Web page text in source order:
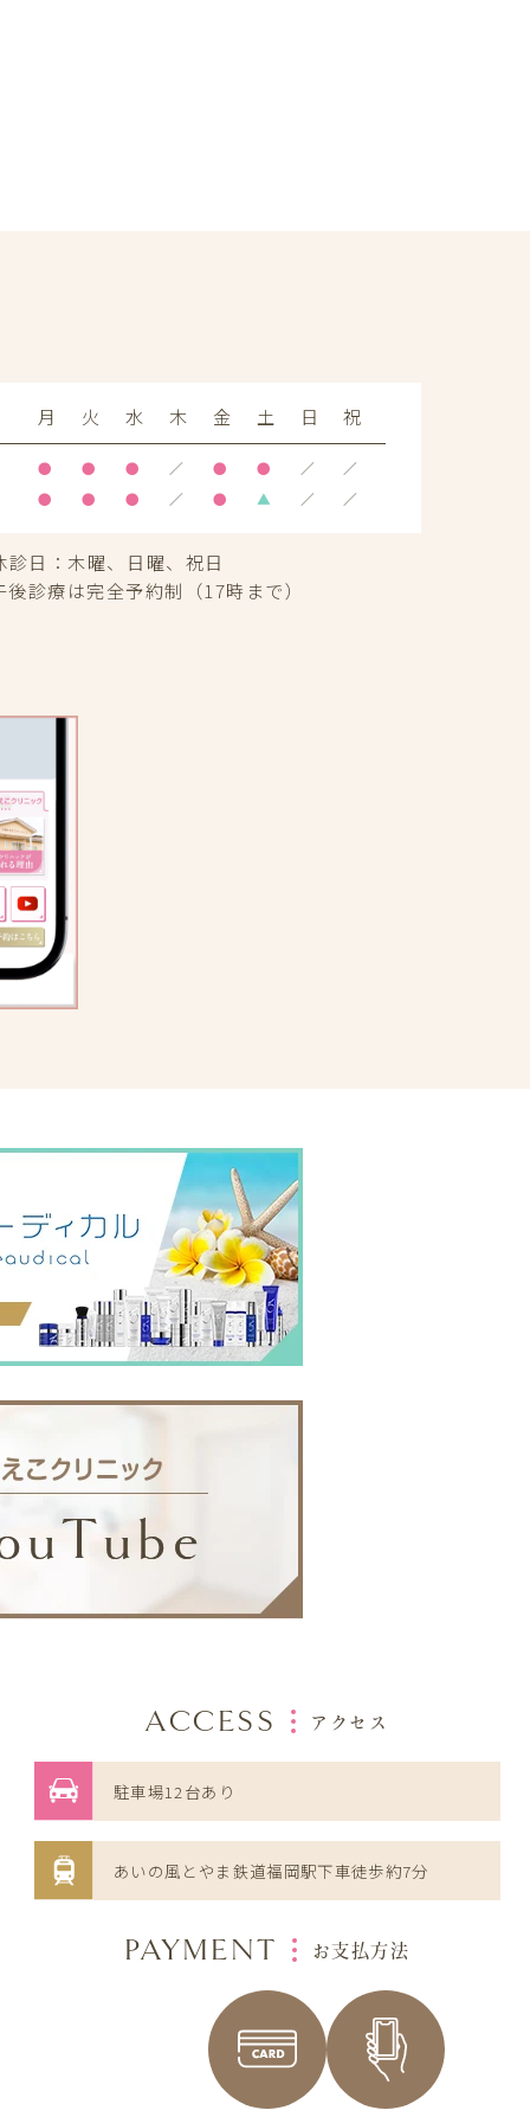
月 火 水 木 金 土 日 祝
● ● ● ／ ● ● ／
／
●
● ● ／ ● ▲ ／ ／
診日：木曜、日曜、祝日
診療は完全予約制（17時まで）
ACCESS アクセス
駐車場12台あり
あいの風とやま鉄道福岡駅下車徒歩約7分
PAYMENT お支払方法